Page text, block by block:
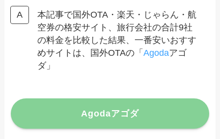
本記事で国外OTA・楽天・じゃらん・航
空券の格安サイト、旅行会社の合計9社
の料金を比較した結果、一番安いおすす
めサイトは、国外OTAの「Agodaアゴ
ダ」
Agodaアゴダ